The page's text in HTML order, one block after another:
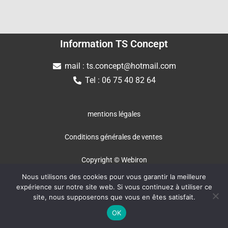
Information TS Concept
mail : ts.concept@hotmail.com
Tel : 06 75 40 82 64
mentions légales
Conditions générales de ventes
Copyright © Webiron
Nous utilisons des cookies pour vous garantir la meilleure
expérience sur notre site web. Si vous continuez à utiliser ce
site, nous supposerons que vous en êtes satisfait.
OK